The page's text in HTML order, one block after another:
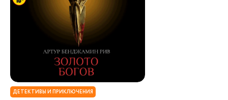
ДЕТЕКТИВЫ И ПРИКЛЮЧЕНИЯ